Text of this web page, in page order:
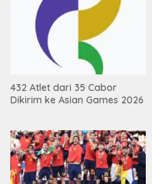
432 Atlet dari 35 Cabor
Dikirim ke Asian Games 2026